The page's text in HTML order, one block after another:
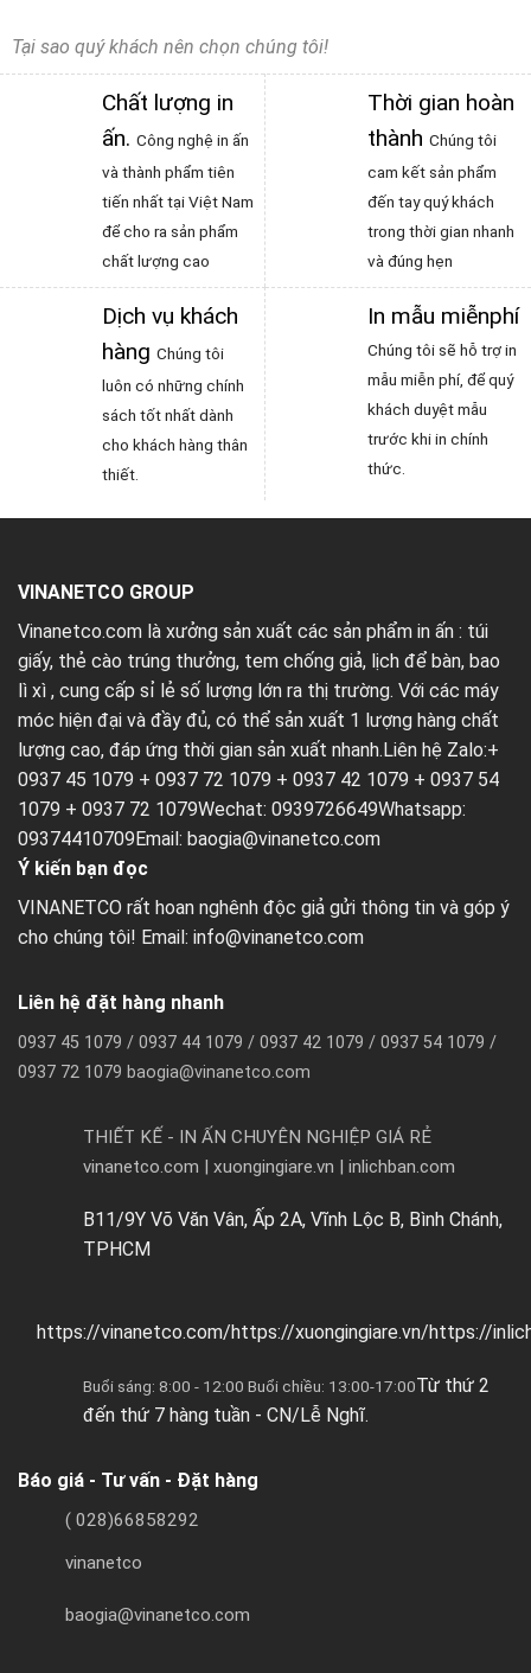
Tại sao quý khách nên chọn chúng tôi!
Chất lượng in
ấn. Công nghệ in ấn
và thành phẩm tiên
tiến nhất tại Việt Nam
để cho ra sản phẩm
chất lượng cao
Thời gian hoàn
thành Chúng tôi
cam kết sản phẩm
đến tay quý khách
trong thời gian nhanh
và đúng hẹn
Dịch vụ khách
hàng Chúng tôi
luôn có những chính
sách tốt nhất dành
cho khách hàng thân
thiết.
In mẫu miễnphí
Chúng tôi sẽ hỗ trợ in
mẫu miễn phí, để quý
khách duyệt mẫu
trước khi in chính
thức.
VINANETCO GROUP
Vinanetco.com là xưởng sản xuất các sản phẩm in ấn : túi
giấy, thẻ cào trúng thưởng, tem chống giả, lịch để bàn, bao
lì xì , cung cấp sỉ lẻ số lượng lớn ra thị trường. Với các máy
móc hiện đại và đầy đủ, có thể sản xuất 1 lượng hàng chất
lượng cao, đáp ứng thời gian sản xuất nhanh.Liên hệ Zalo:+
0937 45 1079 + 0937 72 1079 + 0937 42 1079 + 0937 54
1079 + 0937 72 1079Wechat: 0939726649Whatsapp:
09374410709Email: baogia@vinanetco.com
Ý kiến bạn đọc
VINANETCO rất hoan nghênh độc giả gửi thông tin và góp ý
cho chúng tôi! Email: info@vinanetco.com
Liên hệ đặt hàng nhanh
0937 45 1079 / 0937 44 1079 / 0937 42 1079 / 0937 54 1079 /
0937 72 1079 baogia@vinanetco.com
THIẾT KẾ - IN ẤN CHUYÊN NGHIỆP GIÁ RẺ
vinanetco.com | xuongingiare.vn | inlichban.com
B11/9Y Võ Văn Vân, Ấp 2A, Vĩnh Lộc B, Bình Chánh,
TPHCM
https://vinanetco.com/https://xuongingiare.vn/https://
Buổi sáng: 8:00 - 12:00 Buổi chiều: 13:00-17:00Từ thứ 2
đến thứ 7 hàng tuần - CN/Lễ Nghĩ.
Báo giá - Tư vấn - Đặt hàng
( 028)66858292
vinanetco
baogia@vinanetco.com